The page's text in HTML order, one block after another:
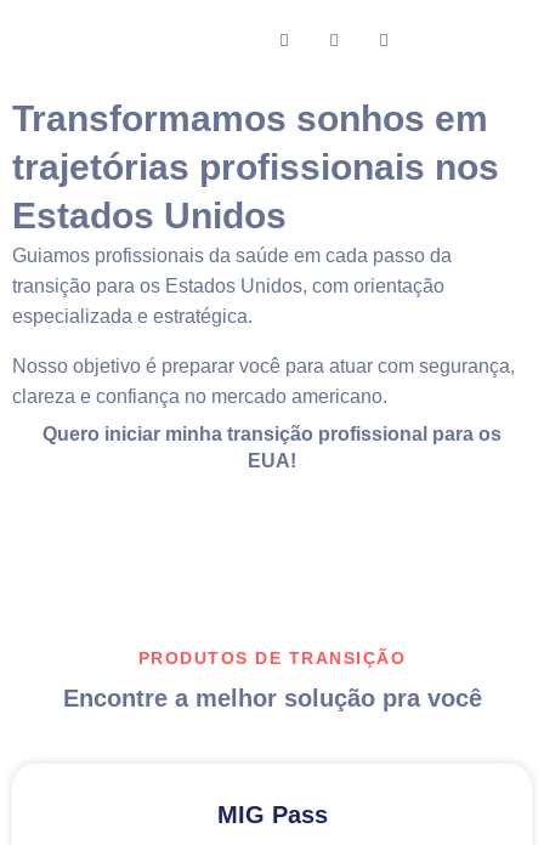
Transformamos sonhos em
trajetórias profissionais nos
Estados Unidos
Guiamos profissionais da saúde em cada passo da
transição para os Estados Unidos, com orientação
especializada e estratégica.
Nosso objetivo é preparar você para atuar com segurança,
clareza e confiança no mercado americano.
Quero iniciar minha transição profissional para os
EUA!
PRODUTOS DE TRANSIÇÃO
Encontre a melhor solução pra você
MIG Pass